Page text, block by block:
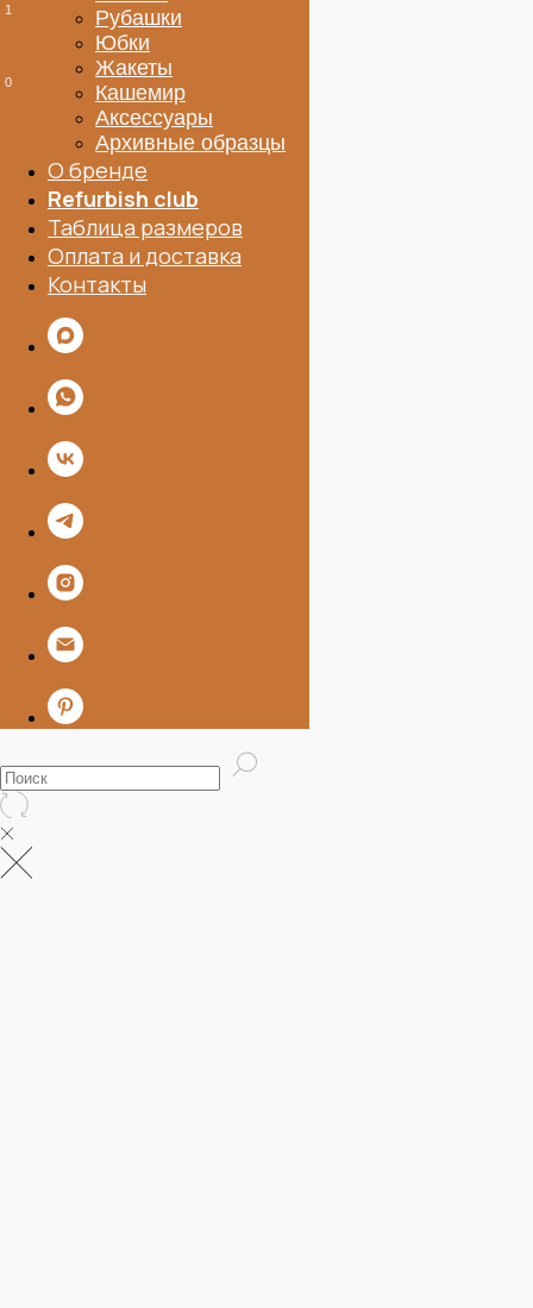
Рубашки
Юбки
Жакеты
Кашемир
Аксессуары
Архивные образцы
О бренде
Refurbish club
Таблица размеров
Оплата и доставка
Контакты